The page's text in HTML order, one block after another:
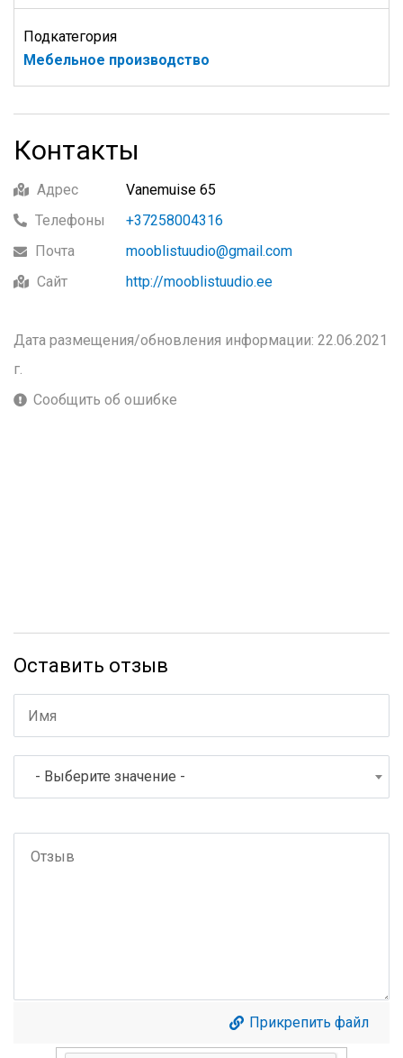
Подкатегория
Мебельное производство
Контакты
Адрес
Vanemuise 65
Телефоны
+37258004316
Почта
mooblistuudio@gmail.com
Сайт
http://mooblistuudio.ee
Дата размещения/обновления информации: 22.06.2021
г.
Сообщить об ошибке
Оставить отзыв
- Выберите значение -
Прикрепить файл